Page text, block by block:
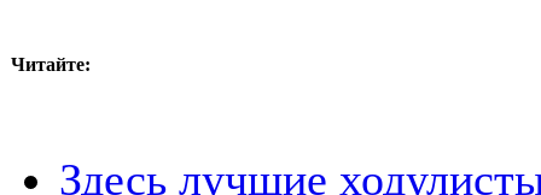
Читайте:
Здесь лучшие